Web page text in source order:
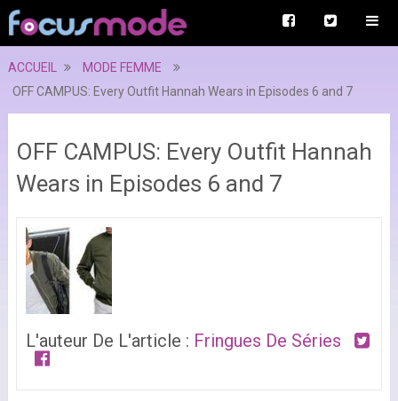
ACCUEIL
MODE FEMME
OFF CAMPUS: Every Outfit Hannah Wears in Episodes 6 and 7
OFF CAMPUS: Every Outfit Hannah
Wears in Episodes 6 and 7
L'auteur De L'article : Fringues De Séries